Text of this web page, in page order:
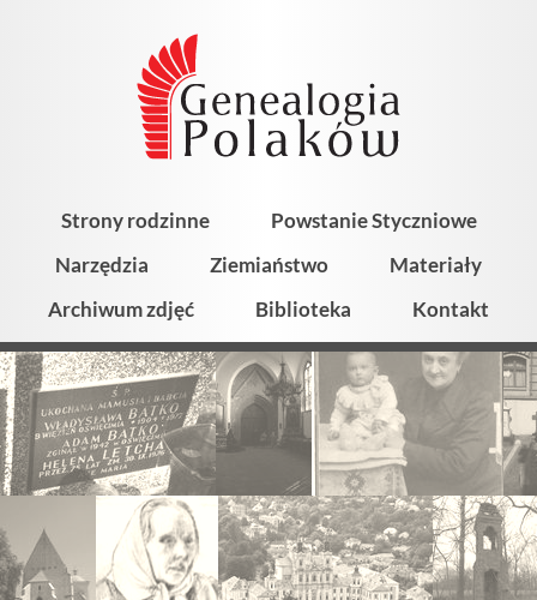
Strony rodzinne
Powstanie Styczniowe
Narzędzia
Ziemiaństwo
Materiały
Archiwum zdjęć
Biblioteka Kontakt